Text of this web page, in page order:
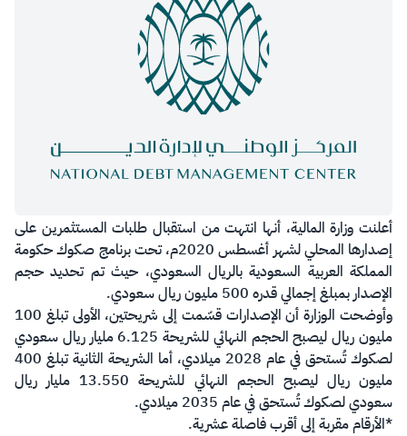
​​أعلنت وزارة المالية، أنها انتهت من استقبال طلبات المستثمرين على
إصدارها المحلي لشهر أغسطس 2020م، تحت برنامج صكوك حكومة
المملكة العربية السعودية بالريال السعودي، حيث تم تحديد حجم
الإصدار بمبلغ إجمالي قدره 500 مليون ريال سعودي.
وأوضحت الوزارة أن الإصدارات قسّمت إلى شريحتين، الأولى تبلغ 100
مليون ريال ليصبح الحجم النهائي للشريحة 6.125 مليار ريال سعودي
لصكوك تُستحق في عام 2028 ميلادي، أما الشريحة الثانية تبلغ 400
مليون ريال ليصبح الحجم النهائي للشريحة 13.550 مليار ريال
سعودي لصكوك تُستحق في عام 2035 ميلادي.
*الأرقام مقربة إلى أقرب فاصلة عشرية.